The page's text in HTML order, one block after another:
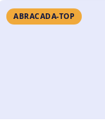
ABRACADA-TOP